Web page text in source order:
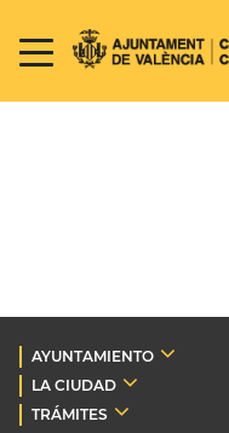
AYUNTAMIENTO
LA CIUDAD
TRÁMITES